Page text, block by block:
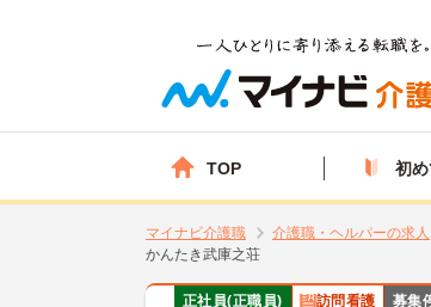
TOP 初
マイナビ介護職 介護職・ヘルパーの求人
かんたき武庫之荘
正社員(正職員) 訪問看護 募集